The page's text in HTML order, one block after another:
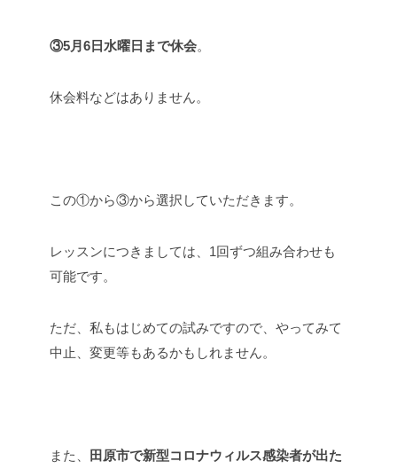
③5月6日水曜日まで休会。
休会料などはありません。
この①から③から選択していただきます。
レッスンにつきましては、1回ずつ組み合わせも
可能です。
ただ、私もはじめての試みですので、やってみて
中止、変更等もあるかもしれません。
また、
田原市で新型コロナウィルス感染者が出た